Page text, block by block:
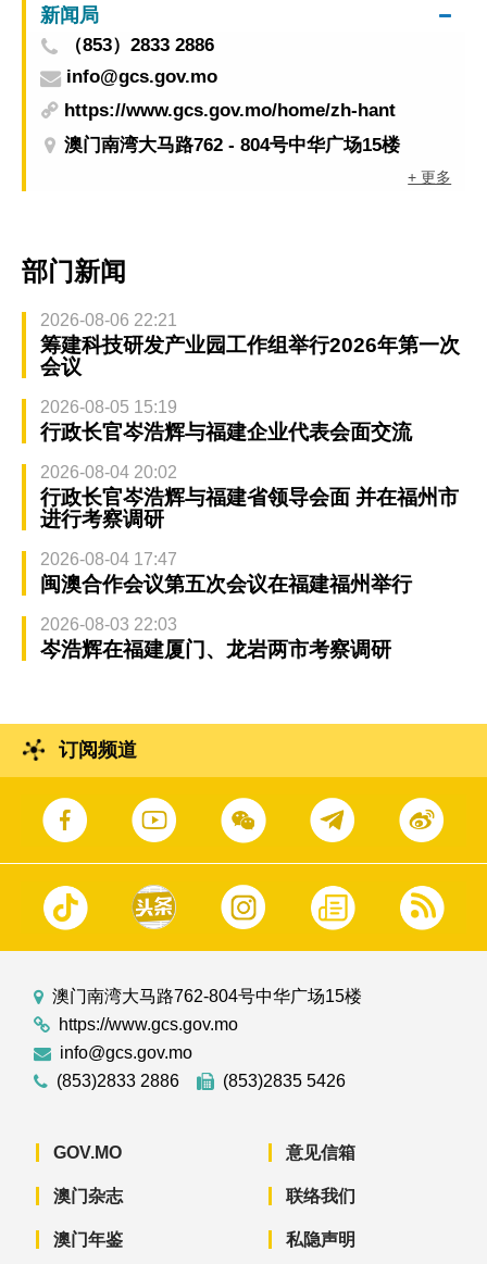
新闻局
（853）2833 2886
info@gcs.gov.mo
https://www.gcs.gov.mo/home/zh-hant
澳门南湾大马路762 - 804号中华广场15楼
+ 更多
部门新闻
2026-08-06 22:21
筹建科技研发产业园工作组举行2026年第一次
会议
2026-08-05 15:19
行政长官岑浩辉与福建企业代表会面交流
2026-08-04 20:02
行政长官岑浩辉与福建省领导会面 并在福州市
进行考察调研
2026-08-04 17:47
闽澳合作会议第五次会议在福建福州举行
2026-08-03 22:03
岑浩辉在福建厦门、龙岩两市考察调研
订阅频道
澳门南湾大马路762-804号中华广场15楼
https://www.gcs.gov.mo
info@gcs.gov.mo
(853)2833 2886
(853)2835 5426
GOV.MO
澳门杂志
澳门年鉴
意见信箱
联络我们
私隐声明